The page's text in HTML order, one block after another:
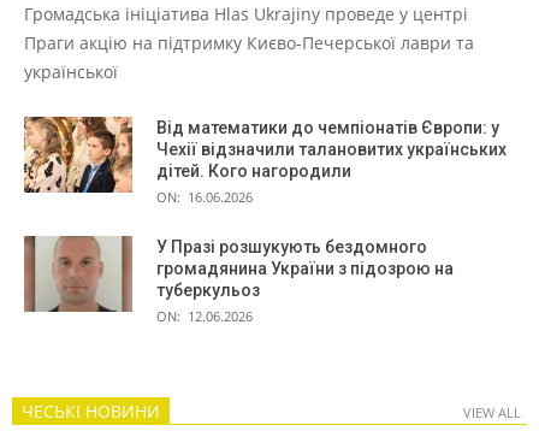
Громадська ініціатива Hlas Ukrajiny проведе у центрі
Праги акцію на підтримку Києво-Печерської лаври та
української
Від математики до чемпіонатів Європи: у
Чехії відзначили талановитих українських
дітей. Кого нагородили
ON: 16.06.2026
У Празі розшукують бездомного
громадянина України з підозрою на
туберкульоз
ON: 12.06.2026
ЧЕСЬКІ НОВИНИ VIEW ALL